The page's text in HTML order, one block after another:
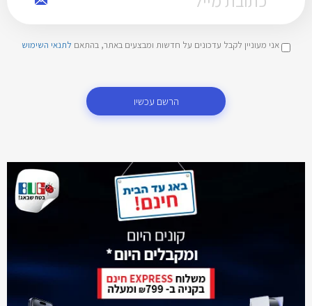
אני מעוניין לקבל עדכונים על חדשות ומבצעים באתר, בהתאם לתנאי השימוש
הרשם עכשיו